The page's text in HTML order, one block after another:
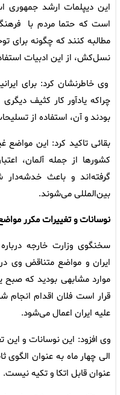
این دیپلمات ارشد جمهوری
است که حتما مردم با فرهنگ
مطالبه کنند که چگونه برای
نسل‌کش، از این ادبیات
وی خاطرنشان کرد: برای
چراکه یادآور کار کثیف
بودند و آن، استفاده از
بقائی تاکید کرد: این مواضع
کشورها از جمله آلمان،
گرفته‌اند و باعث خدشه‌دار
بین‌المللی می‌شوند.
نوسانات و تغییرات مکرر
سخنگوی وزارت خارجه
ایران و مواضع متناقض وی
موارد مشابهی بودید که
قرار است فلان اقدام
علیه ایران اعمال می‌شود.
وی افزود: این نوسانات و این
الی چهار ماه به عنوان الگوی
عنوان قابل اتکا و تکیه نیست.